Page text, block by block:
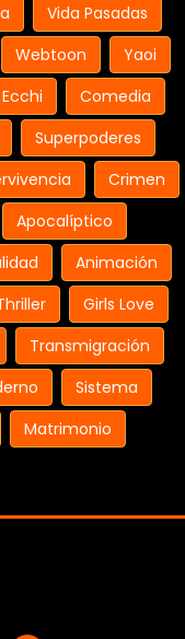
Vida Pasadas
Webtoon
Yaoi
Ecchi
Comedia
Superpoderes
Crimen
Apocalíptico
Animación
Girls Love
Transmigración
Sistema
Matrimonio